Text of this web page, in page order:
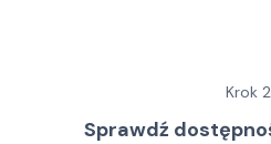
Krok 2
Sprawdź